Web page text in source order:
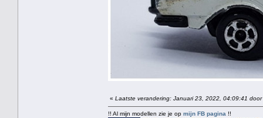
« Laatste verandering: Januari 23, 2022, 04:09:41 door
!! Al mijn modellen zie je op mijn FB pagina !!